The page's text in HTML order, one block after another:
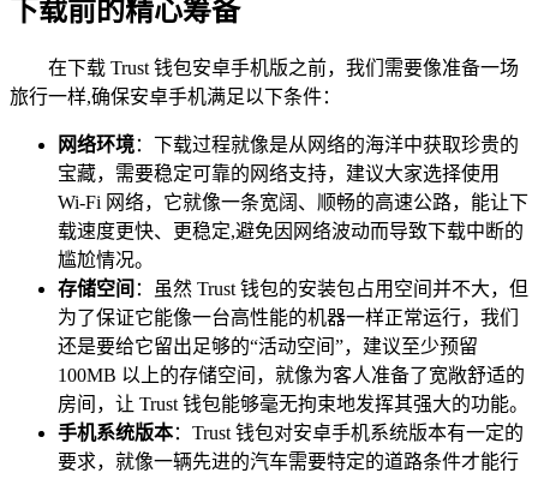
下载前的精心筹备
在下载 Trust 钱包安卓手机版之前，我们需要像准备一场
旅行一样,确保安卓手机满足以下条件：
网络环境：下载过程就像是从网络的海洋中获取珍贵的
宝藏，需要稳定可靠的网络支持，建议大家选择使用
Wi-Fi 网络，它就像一条宽阔、顺畅的高速公路，能让下
载速度更快、更稳定,避免因网络波动而导致下载中断的
尴尬情况。
存储空间 ：虽然 Trust 钱包的安装包占用空间并不大，但
为了保证它能像一台高性能的机器一样正常运行，我们
还是要给它留出足够的“活动空间”，建议至少预留
100MB 以上的存储空间，就像为客人准备了宽敞舒适的
房间，让 Trust 钱包能够毫无拘束地发挥其强大的功能。
手机系统版本：Trust 钱包对安卓手机系统版本有一定的
要求，就像一辆先进的汽车需要特定的道路条件才能行